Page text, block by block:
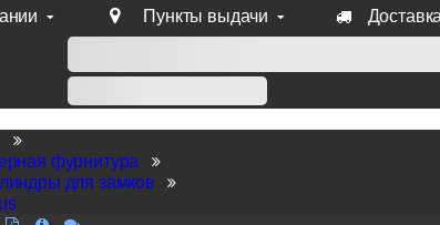
Пункты выдачи
50 тыс. руб продукции Venezia, Fratelli, Tupai,
фурнитура
для замков